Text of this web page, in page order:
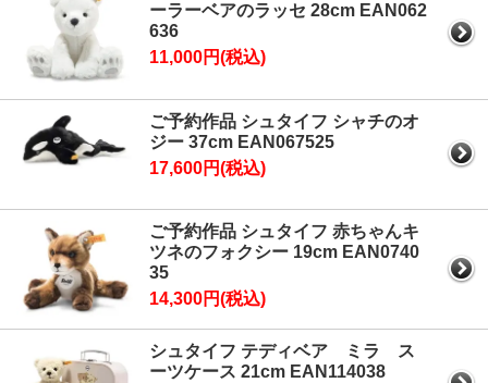
ーラーベアのラッセ 28cm EAN062
636
11,000円(税込)
ご予約作品 シュタイフ シャチのオ
ジー 37cm EAN067525
17,600円(税込)
ご予約作品 シュタイフ 赤ちゃんキ
ツネのフォクシー 19cm EAN0740
35
14,300円(税込)
シュタイフ テディベア ミラ ス
ーツケース 21cm EAN114038